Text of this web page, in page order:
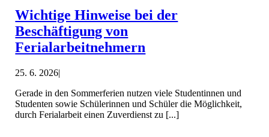
Wichtige Hinweise bei der
Beschäftigung von
Ferialarbeitnehmern
25. 6. 2026|
Gerade in den Sommerferien nutzen viele Studentinnen und
Studenten sowie Schülerinnen und Schüler die Möglichkeit,
durch Ferialarbeit einen Zuverdienst zu [...]